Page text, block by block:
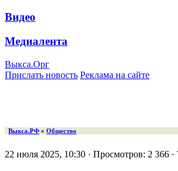
Видео
Медиалента
Выкса.Орг
Прислать новость Реклама на сайте
Выкса.РФ » Общество
22 июля 2025, 10:30 · Просмотров: 2 366 ·